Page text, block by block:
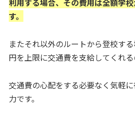
利用する場合、その費用は全額学
す。
またそれ以外のルートから登校す
円を上限に交通費を支給してくれる
交通費の心配をする必要なく気軽
力です。